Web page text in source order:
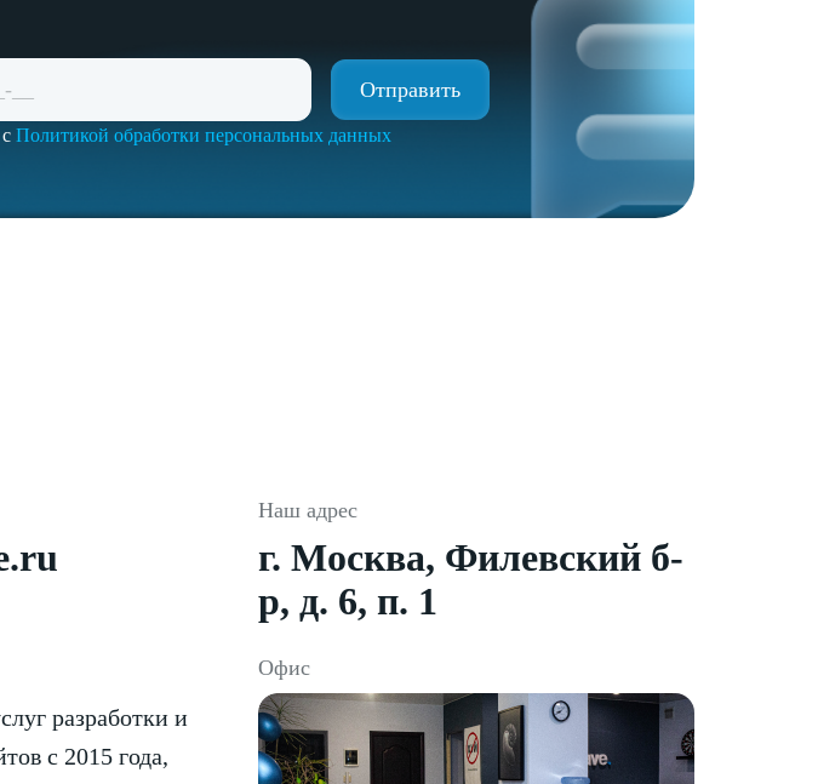
Политикой обработки персональных данных
Наш адрес
г. Москва, Филевский б-
р, д. 6, п. 1
разработки и
с 2015 года,
Офис